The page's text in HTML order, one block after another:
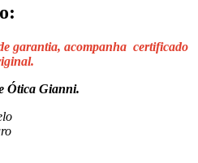
:
garantia, acompanha certificado
Ótica Gianni.